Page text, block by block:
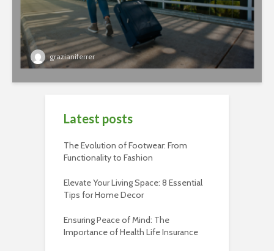
grazianiferrer
Latest posts
The Evolution of Footwear: From
Functionality to Fashion
Elevate Your Living Space: 8 Essential
Tips for Home Decor
Ensuring Peace of Mind: The
Importance of Health Life Insurance